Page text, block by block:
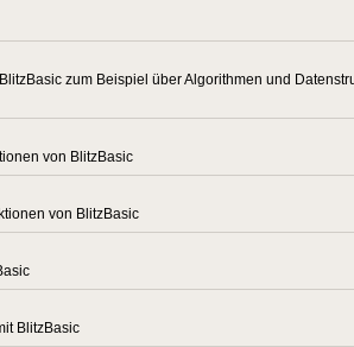
zum Beispiel über Algorithmen und
von BlitzBasic
von BlitzBasic
BlitzBasic